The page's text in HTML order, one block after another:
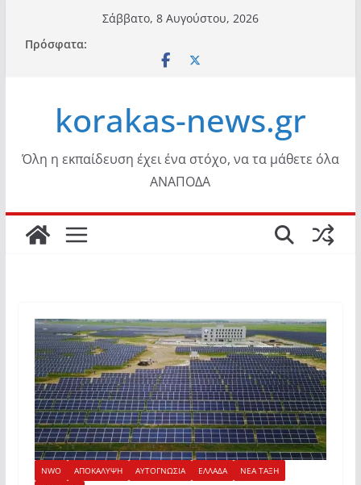
περιεχόμενο
Σάββατο, 8 Αυγούστου, 2026
Πρόσφατα:
korakas-news.gr
Όλη η εκπαίδευση έχει ένα στόχο, να τα μάθετε όλα
ΑΝΑΠΟΔΑ
NWO ΑΠΟΚΑΛΥΨΗ ΑΥΤΟΓΝΩΣΙΑ ΕΛΛΑΔΑ
ΝΕΑ ΤΑΞΗ